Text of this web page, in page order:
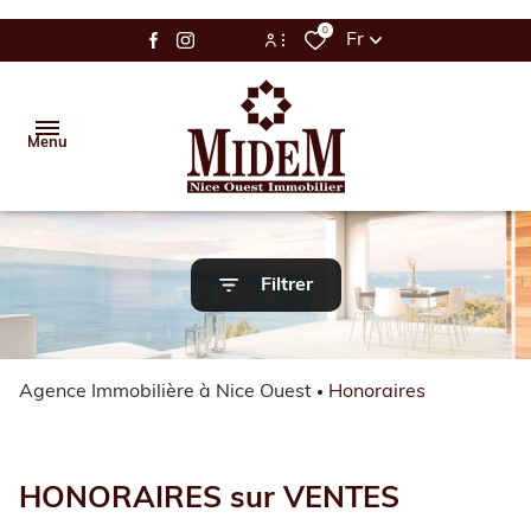
0
Fr
Menu
Accueil
Filtrer
Agence Immobilière à Nice Ouest Honoraires
HONORAIRES sur VENTES